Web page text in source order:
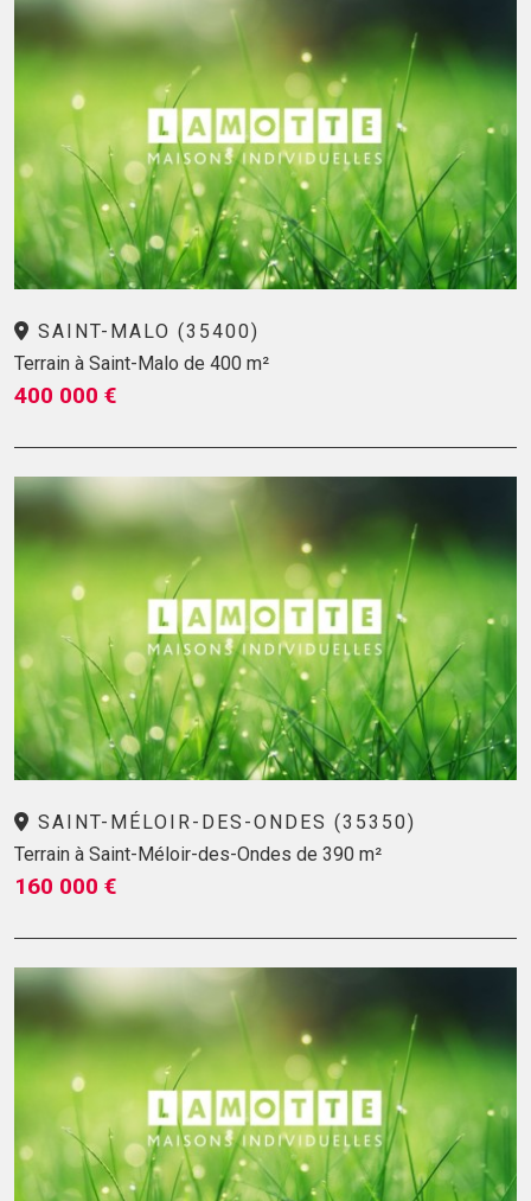
SAINT-MALO (35400)
Terrain à Saint-Malo de 400 m²
400 000 €
SAINT-MÉLOIR-DES-ONDES (35350)
Terrain à Saint-Méloir-des-Ondes de 390 m²
160 000 €